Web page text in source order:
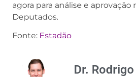
agora para análise e aprovação
Deputados.
Fonte: Estadão
Dr.